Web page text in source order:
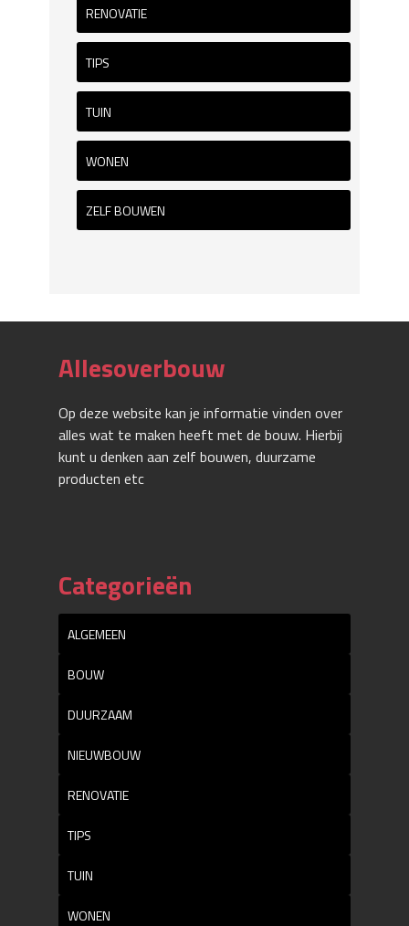
RENOVATIE
TIPS
TUIN
WONEN
ZELF BOUWEN
Allesoverbouw
Op deze website kan je informatie vinden over
alles wat te maken heeft met de bouw. Hierbij
kunt u denken aan zelf bouwen, duurzame
producten etc
Categorieën
ALGEMEEN
BOUW
DUURZAAM
NIEUWBOUW
RENOVATIE
TIPS
TUIN
WONEN